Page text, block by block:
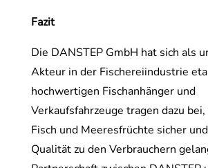
Fazit
Die DANSTEP GmbH hat sich als
Akteur in der Fischereiindustrie
hochwertigen Fischanhänger und
Verkaufsfahrzeuge tragen dazu
Fisch und Meeresfrüchte sicher
Qualität zu den Verbrauchern